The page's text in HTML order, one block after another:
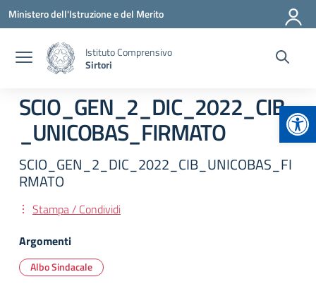
Vai ai contenuti
Vai al menu di navigazione
Vai al footer
Ministero dell'Istruzione e del Merito
Istituto Comprensivo
Sirtori
SCIO_GEN_2_DIC_2022_CIB
_UNICOBAS_FIRMATO
SCIO_GEN_2_DIC_2022_CIB_UNICOBAS_FI
RMATO
Stampa / Condividi
Argomenti
Albo Sindacale